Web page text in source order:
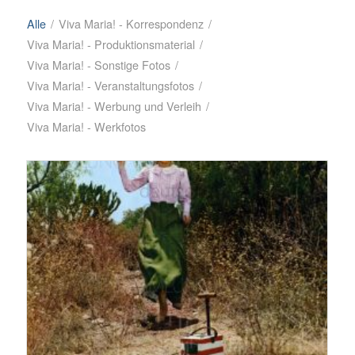
Alle / Viva Maria! - Korrespondenz /
Viva Maria! - Produktionsmaterial /
Viva Maria! - Sonstige Fotos /
Viva Maria! - Veranstaltungsfotos /
Viva Maria! - Werbung und Verleih /
Viva Maria! - Werkfotos